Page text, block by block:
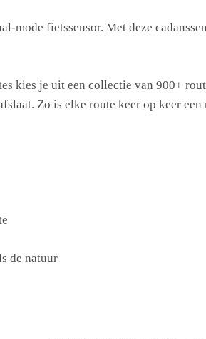
mode fietssensor. Met deze
kies je uit een collectie van 900+
Zo is elke route keer op keer
de natuur